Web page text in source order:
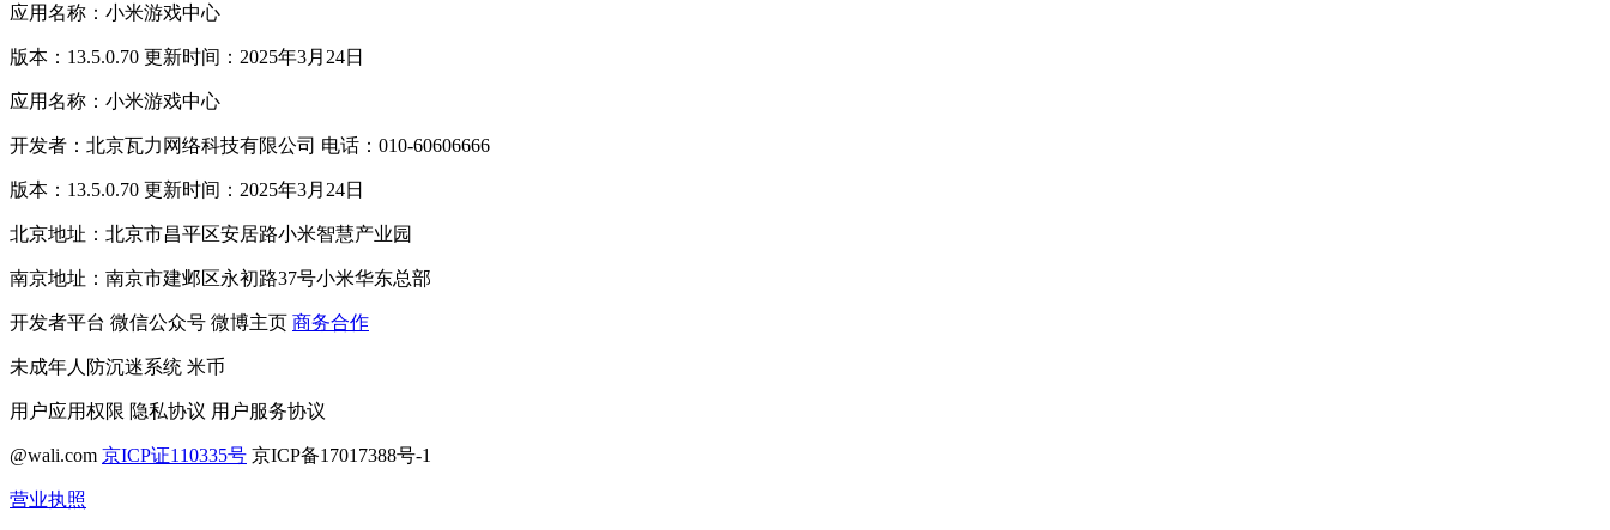
应用名称：小米游戏中心
版本：13.5.0.70 更新时间：2025年3月24日
应用名称：小米游戏中心
开发者：北京瓦力网络科技有限公司 电话：010-60606666
版本：13.5.0.70 更新时间：2025年3月24日
北京地址：北京市昌平区安居路小米智慧产业园
南京地址：南京市建邺区永初路37号小米华东总部
开发者平台 微信公众号 微博主页 商务合作
未成年人防沉迷系统 米币
用户应用权限 隐私协议 用户服务协议
@wali.com 京ICP证110335号 京ICP备17017388号-1
营业执照